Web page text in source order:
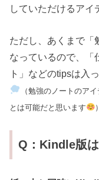
していただけるアイ
ただし、あくまで「
なっているので、「
ト」などのtipsは入
（勉強のノートのア
とは可能だと思います
）
Q：Kindle版